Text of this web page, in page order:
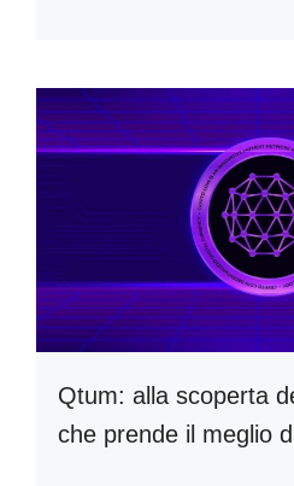
Qtum: alla scoperta
che prende il meglio